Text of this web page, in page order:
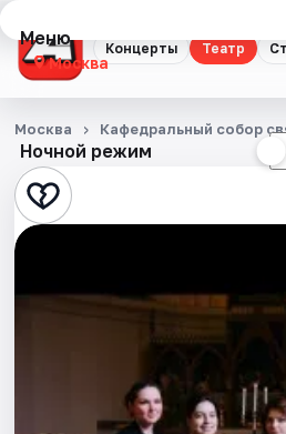
Концерты Театр
Меню
Москва
Концерты
Театр
Стендап
Ночной режим
Москва Кафедральный собор